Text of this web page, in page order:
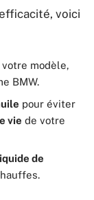
voici
modèle,
BMW.
pour éviter
vie de votre
de